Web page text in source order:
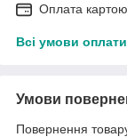
Оплата
Всі умови оплати
Умови
Повернення